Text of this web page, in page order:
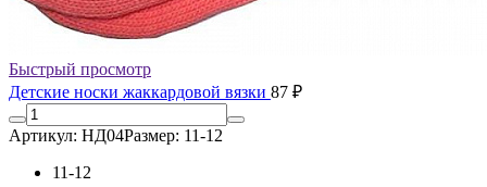
Быстрый просмотр
Детские носки жаккардовой вязки 87 ₽
Артикул: НД04Размер: 11-12
11-12